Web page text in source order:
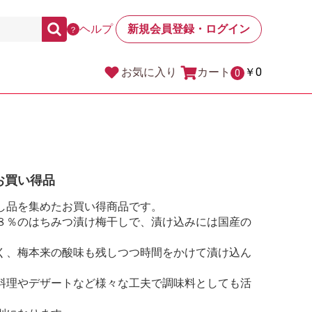
？ ヘルプ 新規会員登録・ログイン
お気に入り カート 0 ￥0
買い得品
を集めたお買い得商品です。
のはちみつ漬け梅干しで、漬け込みには国産の
梅本来の酸味も残しつつ時間をかけて漬け込ん
やデザートなど様々な工夫で調味料としても活